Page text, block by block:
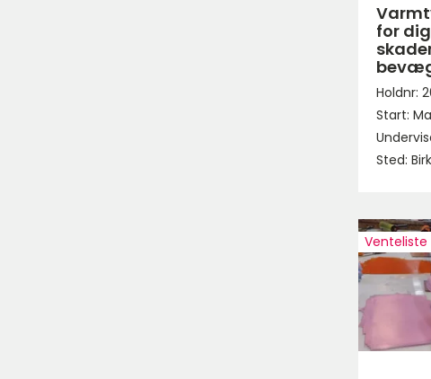
for
Holdnr:
Start:
Sted:
Venteliste